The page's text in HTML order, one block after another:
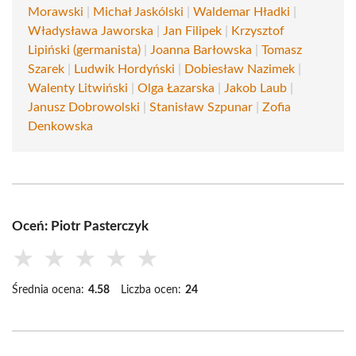
Morawski Michał Jaskólski Waldemar Hładki
Władysława Jaworska
Jan Filipek
Krzysztof
Lipiński (germanista)
Joanna Barłowska
Tomasz
Szarek
Ludwik Hordyński Dobiesław Nazimek
Walenty Litwiński
Olga Łazarska Jakob Laub
Janusz Dobrowolski
Stanisław Szpunar
Zofia
Denkowska
Oceń: Piotr Pasterczyk
★ ★ ★ ★ ★
Średnia ocena: 4.58 Liczba ocen: 24